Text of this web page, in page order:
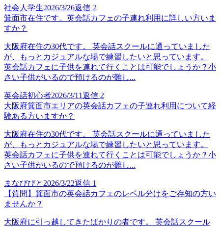
社会人学生2026/3/26返信 2
箕面市在住です。英会話カフェの子連れ利用に詳しい方いま
すか？
大阪府在住の30代です。 英会話スクールに通っていました
が、もっとカジュアルな場で練習したいと思っています。
英会話カフェに子供を連れて行くことは可能でしょうか？小
さい子供がいるので預けるのが難し...
英会話初心者2026/3/11返信 2
大阪府箕面市エリアの英会話カフェの子連れ利用について経
験ある方いますか？
大阪府在住の30代です。 英会話スクールに通っていました
が、もっとカジュアルな場で練習したいと思っています。
英会話カフェに子供を連れて行くことは可能でしょうか？小
さい子供がいるので預けるのが難し...
まなびびと 2026/3/22返信 1
【質問】箕面市の英会話カフェのレベル分けをご存知の方い
ませんか？
大阪府に引っ越してきたばかりの者です。 英会話スクール